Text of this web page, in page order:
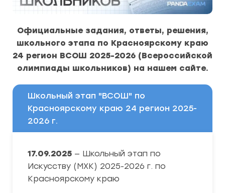
Официальные задания, ответы, решения,
школьного этапа по Красноярскому краю
24 регион ВСОШ 2025-2026 (Всероссийской
олимпиады школьников) на нашем сайте.
Школьный этап "ВСОШ" по
Красноярскому краю 24 регион 2025-
2026 г.
17.09.2025 — Школьный этап по
Искусству (МХК) 2025-2026 г. по
Красноярскому краю